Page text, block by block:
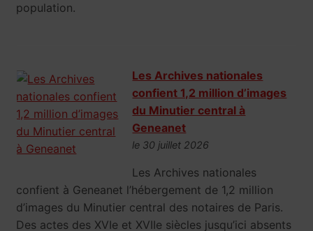
population.
Les Archives nationales
confient 1,2 million d’images
du Minutier central à
Geneanet
le 30 juillet 2026
Les Archives nationales
confient à Geneanet l’hébergement de 1,2 million
d’images du Minutier central des notaires de Paris.
Des actes des XVIe et XVIIe siècles jusqu’ici absents